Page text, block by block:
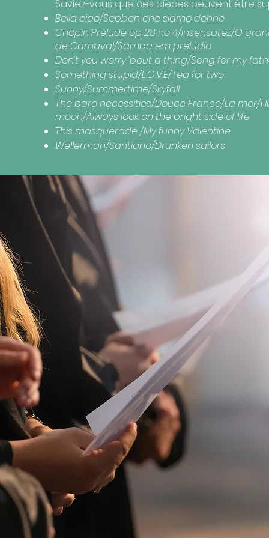
Saviez-vous que ces pièces peuvent être
Bella ciao/Sebben che siamo donne
Chopin Prélude op 28 no 4/Insensatez/O
de Carnaval/Samba em prelúdio
Don't you worry 'bout a thing/Song for my
Something stupid/L.O.V.E/Tea for two
Sunny/Summertime/Skyfall
The bare necessities/Douce France/La mer/I
moon/Always look on the bright side of life
This masquerade /My funny Valentine
Wellerman/Santiano/Drunken sailors​